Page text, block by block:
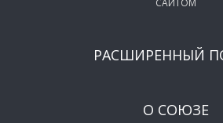
РАСШИРЕННЫЙ
О СОЮЗЕ